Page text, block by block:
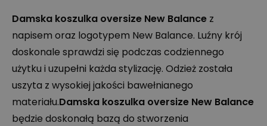
Damska koszulka oversize New Balance z
napisem oraz logotypem New Balance. Luźny krój
doskonale sprawdzi się podczas codziennego
użytku i uzupełni każda stylizację. Odzież została
uszyta z wysokiej jakości bawełnianego
materiału.Damska koszulka oversize New Balance
będzie doskonałą bazą do stworzenia